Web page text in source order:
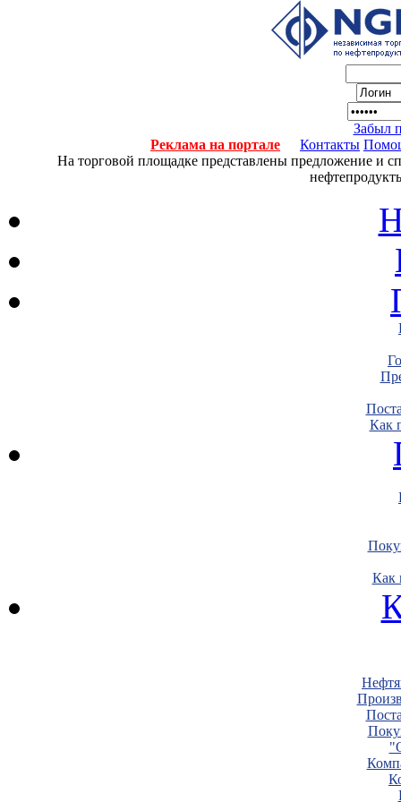
Забыл
Реклама на портале
Контакты
На торговой площадке представлены предложение и
Как
Как